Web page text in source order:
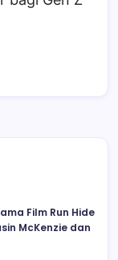
Film Run Hide
McKenzie dan